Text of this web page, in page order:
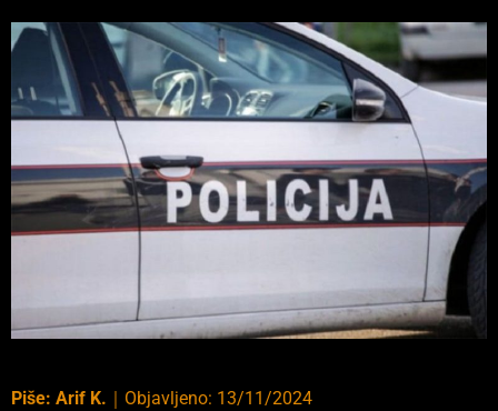
Piše: Arif K. Objavljeno: 13/11/2024